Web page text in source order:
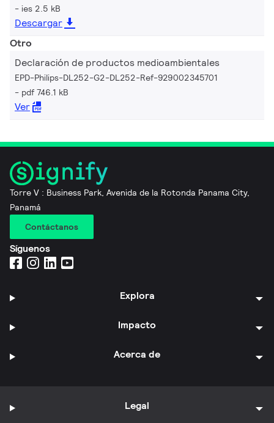
ies 2.5 kB
Descargar
Otro
Declaración de productos medioambientales
EPD-Philips-DL252-G2-DL252-Ref-929002345701
pdf 746.1 kB
Ver
Torre V : Business Park, Avenida de la Rotonda Panama City,
Panamá
Contáctanos
Síguenos
Explora
Impacto
Acerca de
Legal